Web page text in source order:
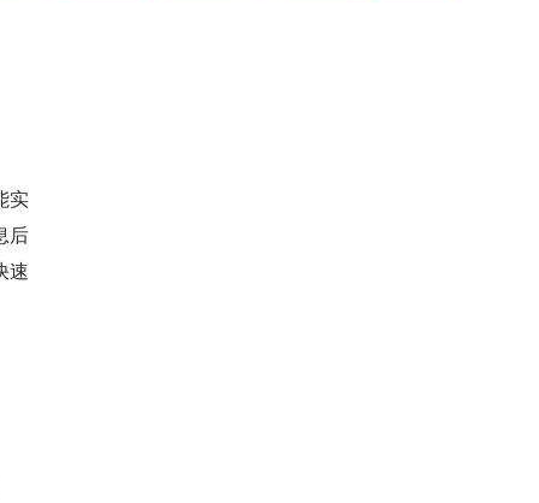
实
后
速